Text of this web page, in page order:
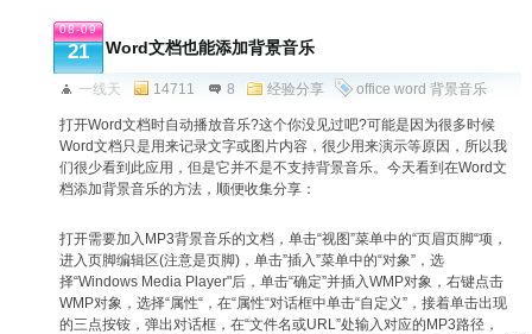
08-09
21 Word文档也能添加背景音乐
一线天 14711 8 经验分享 office word 背景音乐
打开Word文档时自动播放音乐?这个你没见过吧?可能是因为很多时候
Word文档只是用来记录文字或图片内容，很少用来演示等原因，所以我
们很少看到此应用，但是它并不是不支持背景音乐。今天看到在Word文
档添加背景音乐的方法，顺便收集分享：
打开需要加入MP3背景音乐的文档，单击“视图”菜单中的“页眉页脚“项，
进入页脚编辑区(注意是页脚)，单击”插入”菜单中的“对象”，选
择“Windows Media Player"后，单击“确定”并插入WMP对象，右键点击
WMP对象，选择“属性“，在“属性“对话框中单击“自定义”，接着单击出现
的三点按铵，弹出对话框，在“文件名或URL”处输入对应的MP3路径，